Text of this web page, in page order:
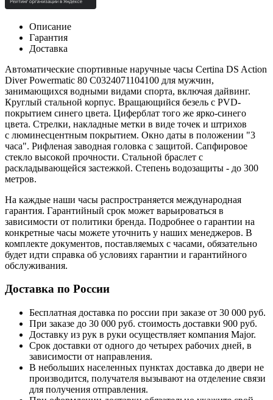
Описание
Гарантия
Доставка
Автоматические спортивные наручные часы Certina DS Action
Diver Powermatic 80 C0324071104100 для мужчин,
занимающихся водными видами спорта, включая дайвинг.
Круглый стальной корпус. Вращающийся безель с PVD-
покрытием синего цвета. Циферблат того же ярко-синего
цвета. Стрелки, накладные метки в виде точек и штрихов
с люминесцентным покрытием. Окно даты в положении "3
часа". Рифленая заводная головка с защитой. Сапфировое
стекло высокой прочности. Стальной браслет с
раскладывающейся застежкой. Степень водозащиты - до 300
метров.
На каждые наши часы распространяется международная
гарантия. Гарантийный срок может варьироваться в
зависимости от политики бренда. Подробнее о гарантии на
конкретные часы можете уточнить у наших менеджеров. В
комплекте документов, поставляемых с часами, обязательно
будет идти справка об условиях гарантии и гарантийного
обслуживания.
Доставка по России
Бесплатная доставка по россии при заказе от 30 000 руб.
При заказе до 30 000 руб. стоимость доставки 900 руб.
Доставку из рук в руки осуществляет компания Major.
Срок доставки от одного до четырех рабочих дней, в
зависимости от направления.
В небольших населенных пунктах доставка до двери не
производится, получателя вызывают на отделение связи
для получения отправления.